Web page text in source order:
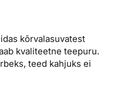
kõrvalasuvatest
kvaliteetne teepuru.
teed kahjuks ei